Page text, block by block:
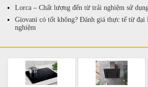
Lorca – Chất lượng đến từ trải nghiệm sử
Giovani có tốt không? Đánh giá thực tế từ đại
nghiệm